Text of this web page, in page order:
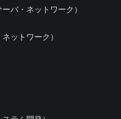
バ・ネットワーク）
ットワーク）